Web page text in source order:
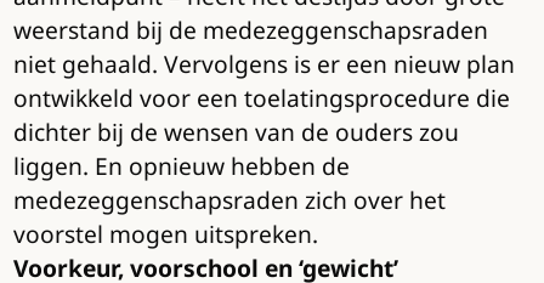
weerstand bij de medezeggenschapsraden
niet gehaald. Vervolgens is er een nieuw plan
ontwikkeld voor een toelatingsprocedure die
dichter bij de wensen van de ouders zou
liggen. En opnieuw hebben de
medezeggenschapsraden zich over het
voorstel mogen uitspreken.
Voorkeur, voorschool en ‘gewicht’